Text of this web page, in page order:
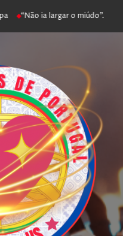
“Não ia largar o miúdo”.